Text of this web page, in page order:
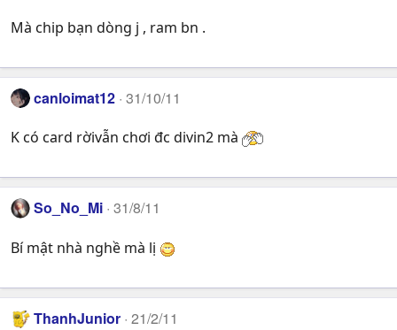
Mà chip bạn dòng j , ram bn .
canloimat12 31/10/11
K có card rờivẫn chơi đc divin2 mà
So_No_Mi 31/8/11
Bí mật nhà nghề mà lị
ThanhJunior 21/2/11